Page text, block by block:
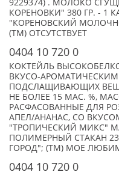
9229374) . МОЛОКО
КОРЕНОВКИ" 380 ГР. - 1
"КОРЕНОВСКИЙ
(TM) ОТСУТСТВУЕТ
0404 10 720 0
КОКТЕЙЛЬ
ВКУСО-
ПОДСЛАЩИВАЮЩИХ
НЕ БОЛЕЕ 15 МАС. %,
РАСФАСОВАННЫЕ ДЛЯ
АПЕЛ/АНАНАС, СО
"ТРОПИЧЕСКИЙ МИКС"
ПОЛИМЕРНЫЙ СТАКАН
ГОРОД"; (TM) МОЕ
0404 10 720 0